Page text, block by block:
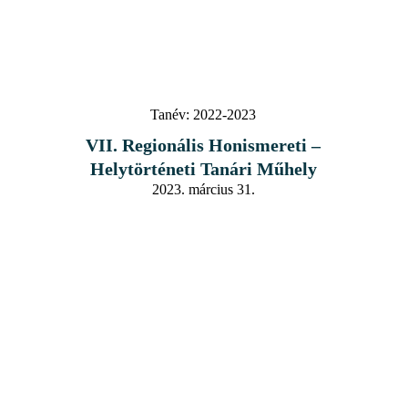
Tanév: 2022-2023
VII. Regionális Honismereti –
Helytörténeti Tanári Műhely
2023. március 31.